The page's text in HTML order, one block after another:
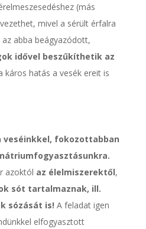
(más
mivel a sérült érfalra
abba beágyazódott,
idővel beszűkíthetik az
káros hatás a vesék ereit is
veséinkkel, fokozottabban
azoktól az élelmiszerektől,
sót tartalmaznak, ill.
sózását is! A feladat igen
elfogyasztott